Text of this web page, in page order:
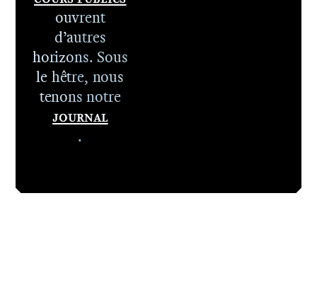
ouvrent
d’autres
horizons. Sous
le hêtre, nous
tenons notre
Journal
.